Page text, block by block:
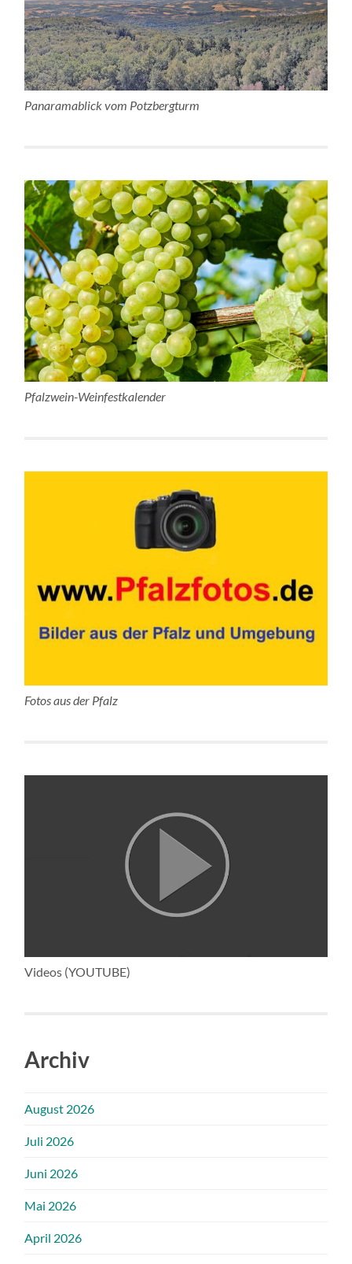
Panaramablick vom Potzbergturm
Pfalzwein-Weinfestkalender
Fotos aus der Pfalz
Videos (YOUTUBE)
Archiv
August 2026
Juli 2026
Juni 2026
Mai 2026
April 2026